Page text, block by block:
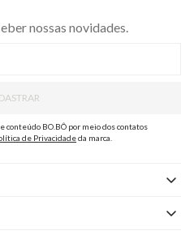
nossas novidades.
BO.BÔ por meio dos contatos
de Privacidadeda marca.